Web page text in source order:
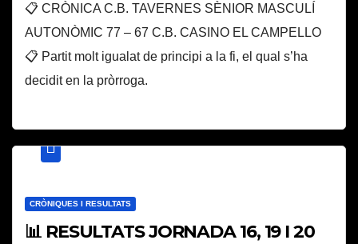
📋 CRÒNICA C.B. TAVERNES SÈNIOR MASCULÍ
AUTONÒMIC 77 – 67 C.B. CASINO EL CAMPELLO
📋 Partit molt igualat de principi a la fi, el qual s’ha
decidit en la pròrroga.
CRÒNIQUES I RESULTATS
📊 RESULTATS JORNADA 16, 19 I 20